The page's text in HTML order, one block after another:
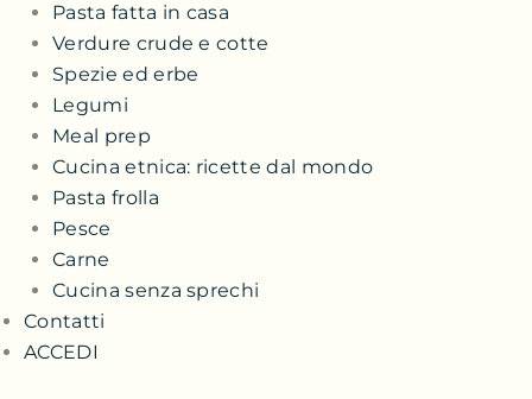
Pasta fatta in casa
Verdure crude e cotte
Spezie ed erbe
Legumi
Meal prep
Cucina etnica: ricette dal mondo
Pasta frolla
Pesce
Carne
Cucina senza sprechi
Contatti
ACCEDI